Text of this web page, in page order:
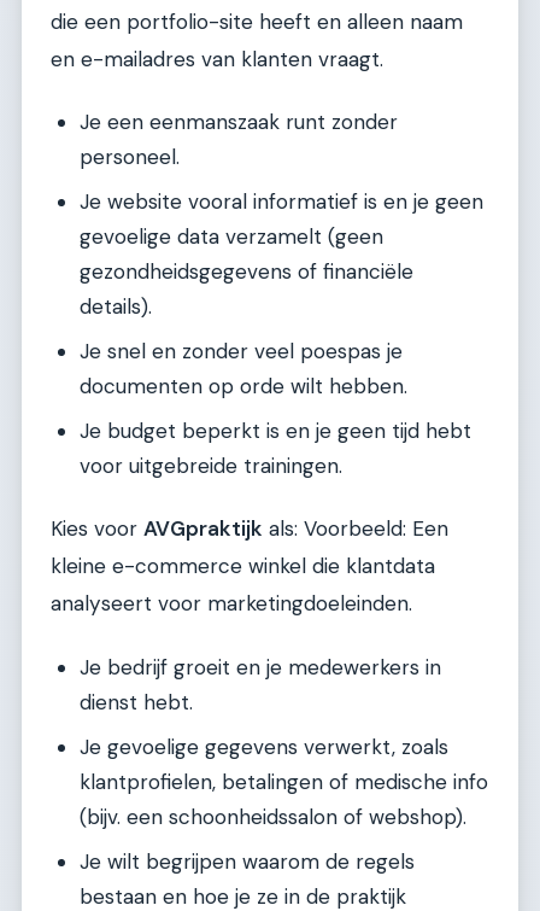
die een portfolio-site heeft en alleen naam
en e-mailadres van klanten vraagt.
Je een eenmanszaak runt zonder
personeel.
Je website vooral informatief is en je geen
gevoelige data verzamelt (geen
gezondheidsgegevens of financiële
details).
Je snel en zonder veel poespas je
documenten op orde wilt hebben.
Je budget beperkt is en je geen tijd hebt
voor uitgebreide trainingen.
Kies voor AVGpraktijk als: Voorbeeld: Een
kleine e-commerce winkel die klantdata
analyseert voor marketingdoeleinden.
Je bedrijf groeit en je medewerkers in
dienst hebt.
Je gevoelige gegevens verwerkt, zoals
klantprofielen, betalingen of medische info
(bijv. een schoonheidssalon of webshop).
Je wilt begrijpen waarom de regels
bestaan en hoe je ze in de praktijk